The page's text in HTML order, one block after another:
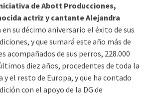
de Abott Producciones,
actriz y cantante Alejandra
en su décimo aniversario el éxito de sus
y que sumará este año más de
acompañados de sus perros, 228.000
diez años, procedentes de toda la
el resto de Europa, y que ha contado
con el apoyo de la DG de